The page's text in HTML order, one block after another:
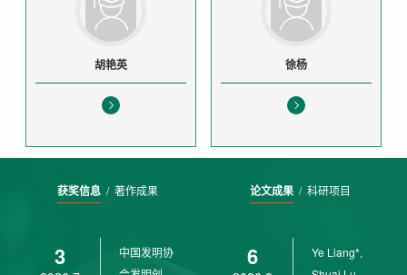
胡艳英 徐杨
获奖信息/ 著作成果
3
中国发明协
论文成果/ 科研项目
6
Ye Liang*,